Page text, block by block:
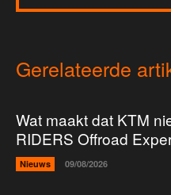
Gerelateerde
Wat maakt dat KTM
RIDERS Offroad
Nieuws 09/08/2026